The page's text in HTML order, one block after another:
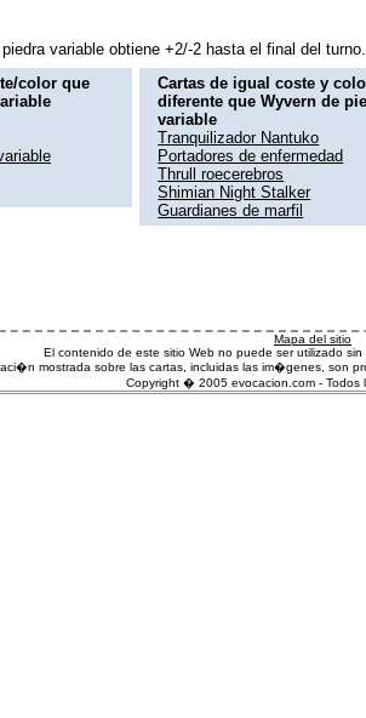
variable obtiene +2/-2 hasta el final del turno.
color que
Cartas de igual coste y
diferente que Wyvern de
variable
Tranquilizador Nantuko
Portadores de enfermedad
Thrull roecerebros
Shimian Night Stalker
Guardianes de marfil
Mapa del sitio
El contenido de este sitio Web no puede ser utilizado
mostrada sobre las cartas, incluidas las im�genes, son
Copyright � 2005 evocacion.com - Todos